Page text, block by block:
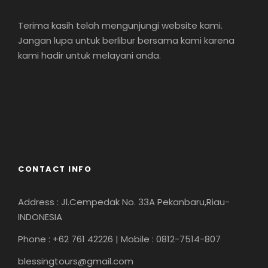
Terima kasih telah mengunjungi website kami.
Jangan lupa untuk berlibur bersama kami karena
kami hadir untuk melayani anda.
CONTACT INFO
Address : Jl.Cempedak No. 33A Pekanbaru,Riau-
INDONESIA
Phone : +62 761 42226 | Mobile : 0812-7514-807
blessingtours@gmail.com